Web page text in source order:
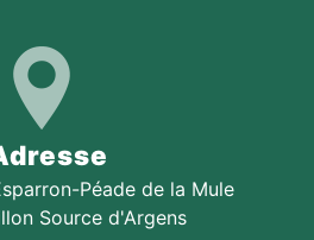
Péade de la Mule
Source d'Argens